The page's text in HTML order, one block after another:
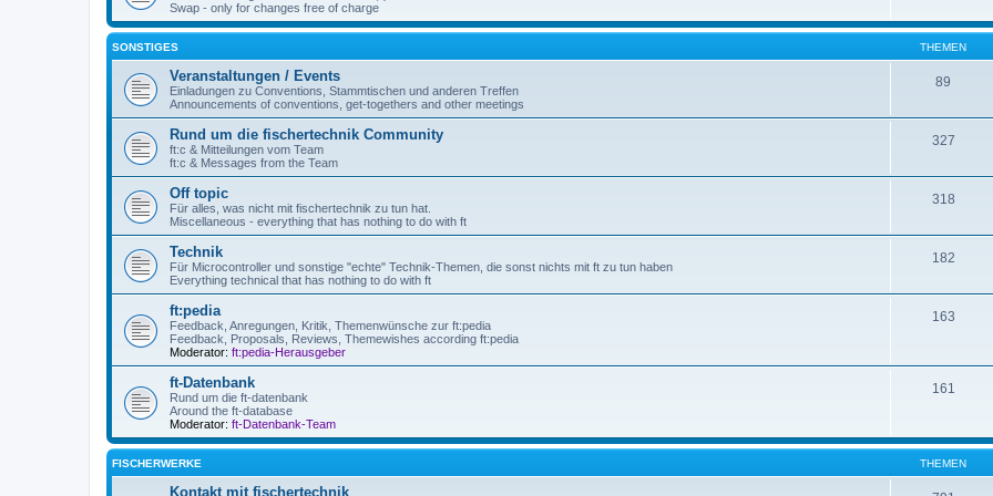
Swap - only for changes free of charge
SONSTIGES THEMEN
Veranstaltungen / Events
Einladungen zu Conventions, Stammtischen und anderen Treffen
Announcements of conventions, get-togethers and other meetings
89
Rund um die fischertechnik Community
ft:c & Mitteilungen vom Team
ft:c & Messages from the Team
327
Off topic
Für alles, was nicht mit fischertechnik zu tun hat.
Miscellaneous - everything that has nothing to do with ft
318
Technik
Für Microcontroller und sonstige "echte" Technik-Themen, die sonst nichts mit ft zu tun haben
Everything technical that has nothing to do with ft
182
ft:pedia
Feedback, Anregungen, Kritik, Themenwünsche zur ft:pedia
Feedback, Proposals, Reviews, Themewishes according ft:pedia
Moderator: ft:pedia-Herausgeber
163
ft-Datenbank
Rund um die ft-datenbank
Around the ft-database
Moderator: ft-Datenbank-Team
161
FISCHERWERKE THEMEN
Kontakt mit fischertechnik